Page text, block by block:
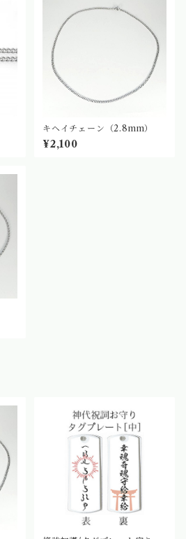
キヘイチェーン（2.8mm）
¥2,100